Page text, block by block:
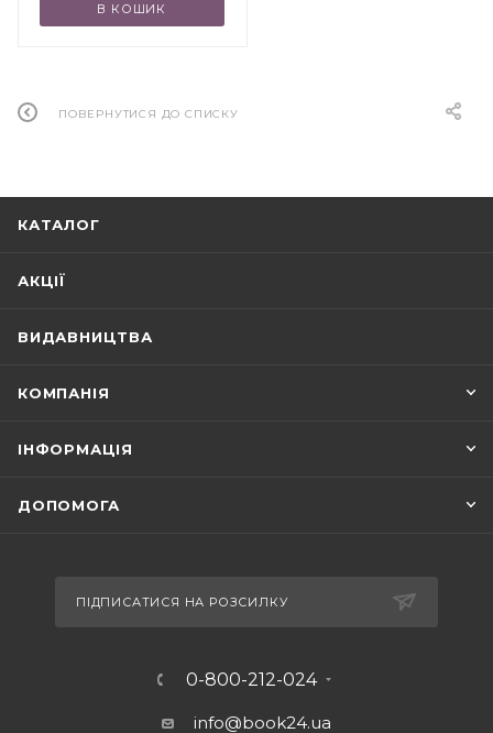
В КОШИК
ПОВЕРНУТИСЯ ДО СПИСКУ
КАТАЛОГ
АКЦІЇ
ВИДАВНИЦТВА
КОМПАНІЯ
ІНФОРМАЦІЯ
ДОПОМОГА
ПІДПИСАТИСЯ НА РОЗСИЛКУ
0-800-212-024
info@book24.ua